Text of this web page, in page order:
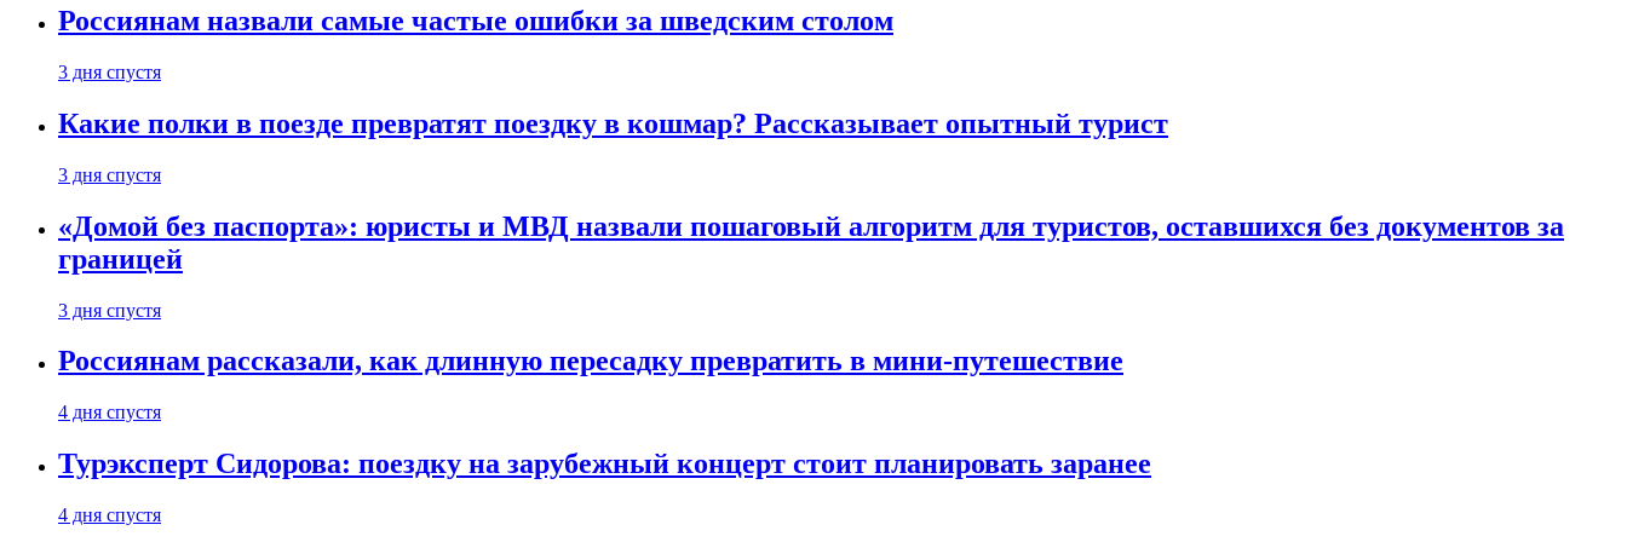
Россиянам назвали самые частые ошибки за шведским столом
3 дня спустя
Какие полки в поезде превратят поездку в кошмар? Рассказывает опытный турист
3 дня спустя
«Домой без паспорта»: юристы и МВД назвали пошаговый алгоритм для туристов, оставшихся без документов за
границей
3 дня спустя
Россиянам рассказали, как длинную пересадку превратить в мини-путешествие
4 дня спустя
Турэксперт Сидорова: поездку на зарубежный концерт стоит планировать заранее
4 дня спустя